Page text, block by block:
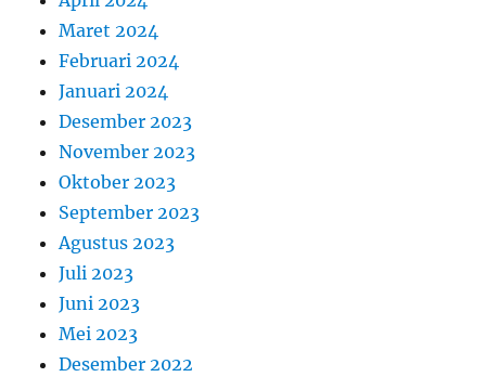
Maret 2024
Februari 2024
Januari 2024
Desember 2023
November 2023
Oktober 2023
September 2023
Agustus 2023
Juli 2023
Juni 2023
Mei 2023
Desember 2022